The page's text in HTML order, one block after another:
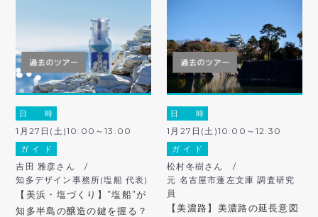
日 時
1月27日(土)10:00～13:00
ガ イ ド
吉田 雅彦さん /
知多デザイン事務所(塩船 代表)
【美浜・塩づくり】”塩船”が
知多半島の醸造の鍵を握る？
日 時
1月27日(土)10:00～12:30
ガ イ ド
松村冬樹さん /
元 名古屋市蓬左文庫 調査研究
員
【美濃路】美濃路の延長意図